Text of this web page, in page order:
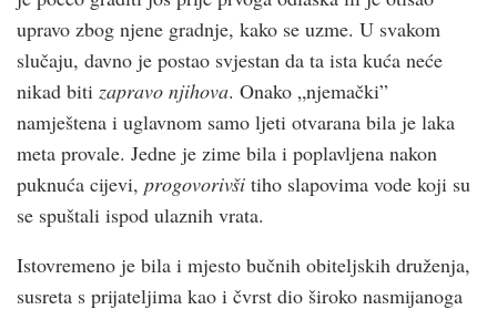
upravo zbog njene gradnje, kako se uzme. U svakom
slučaju, davno je postao svjestan da ta ista kuća neće
nikad biti zapravo njihova. Onako „njemački”
namještena i uglavnom samo ljeti otvarana bila je laka
meta provale. Jedne je zime bila i poplavljena nakon
puknuća cijevi, progovorivši tiho slapovima vode koji su
se spuštali ispod ulaznih vrata.
Istovremeno je bila i mjesto bučnih obiteljskih druženja,
susreta s prijateljima kao i čvrst dio široko nasmijanoga